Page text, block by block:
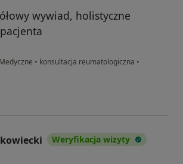
wywiad, holistyczne
• konsultacja reumatologiczna •
Weryfikacja wizyty